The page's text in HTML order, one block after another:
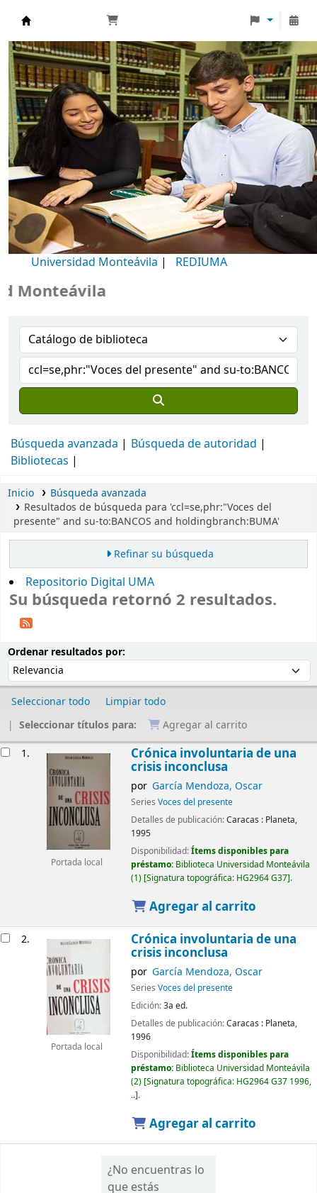
Biblioteca Universidad Monteávila
Universidad Monteávila | REDIUMA
Búsqueda avanzada
Búsqueda de autoridad
Bibliotecas
Inicio
Búsqueda avanzada
Resultados de búsqueda para 'ccl=se,phr:"Voces del
presente" and su-to:BANCOS and holdingbranch:BUMA'
Refinar su búsqueda
Repositorio Digital UMA
Su búsqueda retornó 2 resultados.
Ordenar resultados por:
Seleccionar todo
Limpiar todo
Seleccionar títulos para:
Agregar al carrito
1.
Portada local
Crónica involuntaria de una
crisis inconclusa
por García Mendoza, Oscar
Series Voces del presente
Detalles de publicación:Caracas : Planeta,
1995
Disponibilidad:Ítems disponibles para
préstamo: Biblioteca Universidad Monteávila
(1) Signatura topográfica: HG2964 G37 .
Agregar al carrito
2.
Portada local
Crónica involuntaria de una
crisis inconclusa
por García Mendoza, Oscar
Series Voces del presente
Edición:3a ed.
Detalles de publicación:Caracas : Planeta,
1996
Disponibilidad:Ítems disponibles para
préstamo: Biblioteca Universidad Monteávila
(2) Signatura topográfica: HG2964 G37 1996,
.. .
Agregar al carrito
¿No encuentras lo
que estás